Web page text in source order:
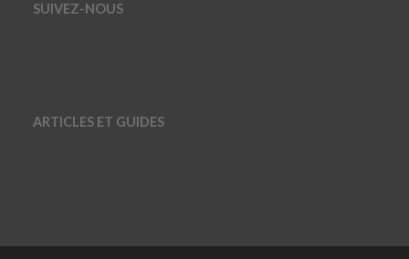
SUIVEZ-NOUS
ARTICLES ET GUIDES